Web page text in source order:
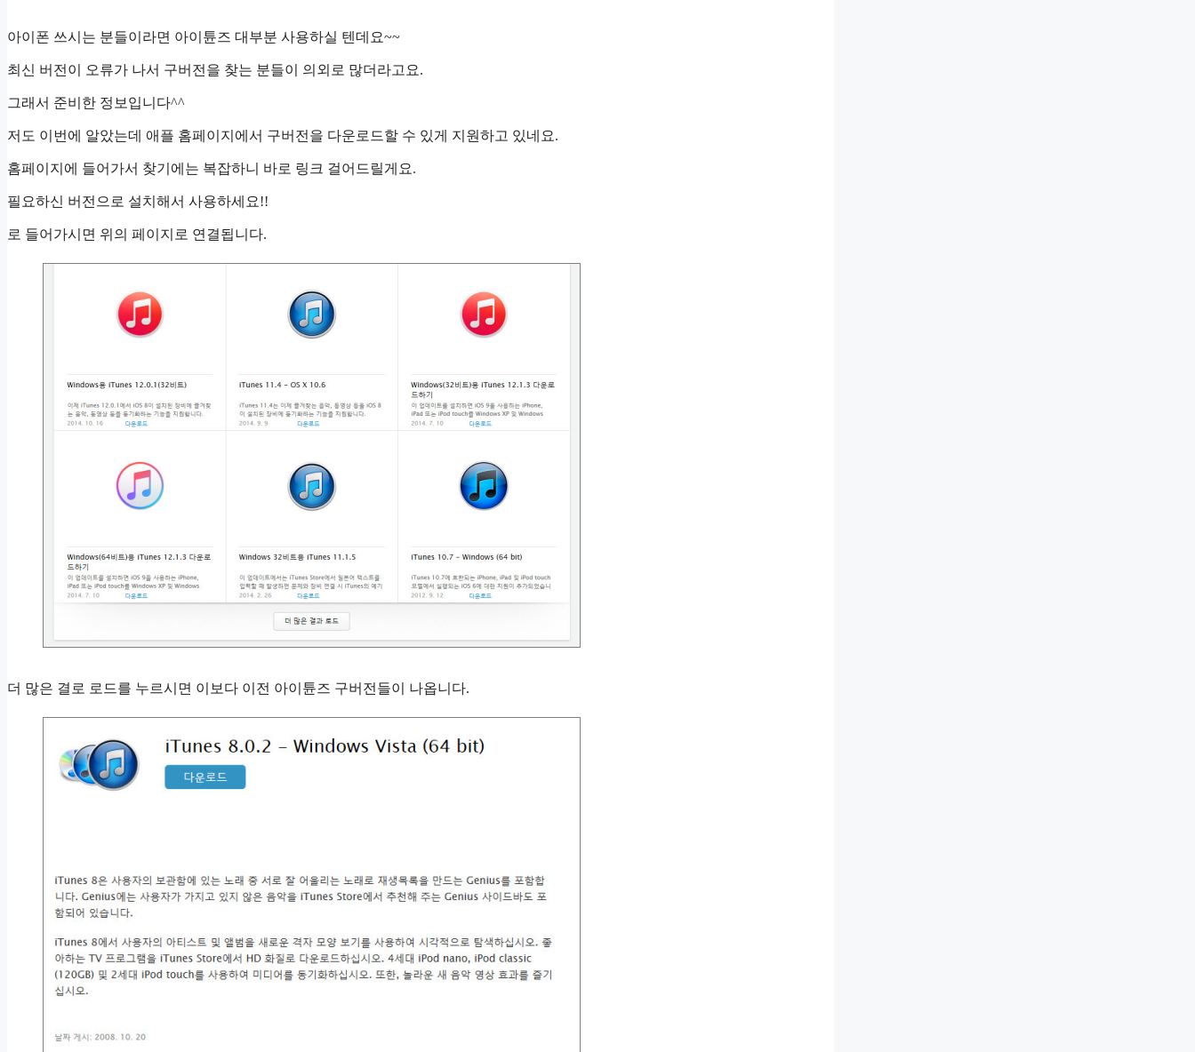
아이폰 쓰시는 분들이라면 아이튠즈 대부분 사용하실 텐데요~~
최신 버전이 오류가 나서 구버전을 찾는 분들이 의외로 많더라고요.
그래서 준비한 정보입니다^^
저도 이번에 알았는데 애플 홈페이지에서 구버전을 다운로드할 수 있게 지원하고 있네요.
홈페이지에 들어가서 찾기에는 복잡하니 바로 링크 걸어드릴게요.
필요하신 버전으로 설치해서 사용하세요!!
로 들어가시면 위의 페이지로 연결됩니다.
더 많은 결로 로드를 누르시면 이보다 이전 아이튠즈 구버전들이 나옵니다.